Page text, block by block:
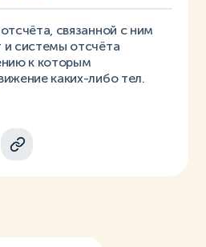
связанной с ним
системы отсчёта
к которым
каких-либо тел.